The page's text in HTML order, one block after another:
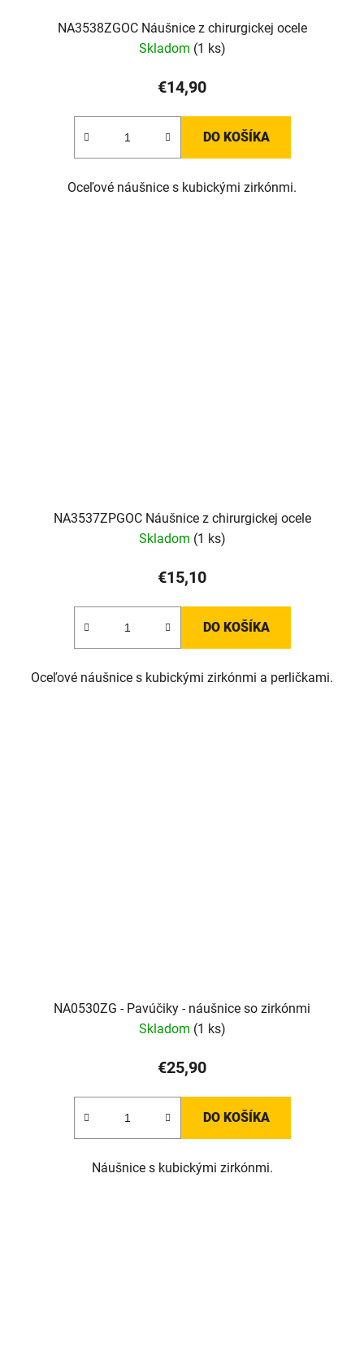
NA3538ZGOC Náušnice z chirurgickej ocele
Skladom (1 ks)
€14,90
DO KOŠÍKA
Oceľové náušnice s kubickými zirkónmi.
NA3537ZPGOC Náušnice z chirurgickej ocele
Skladom (1 ks)
€15,10
DO KOŠÍKA
Oceľové náušnice s kubickými zirkónmi a perličkami.
NA0530ZG - Pavúčiky - náušnice so zirkónmi
Skladom (1 ks)
€25,90
DO KOŠÍKA
Náušnice s kubickými zirkónmi.